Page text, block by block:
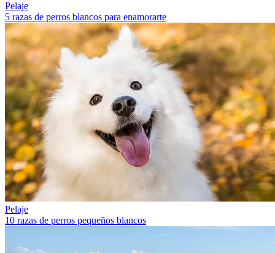
Pelaje
5 razas de perros blancos para enamorarte
Pelaje
10 razas de perros pequeños blancos